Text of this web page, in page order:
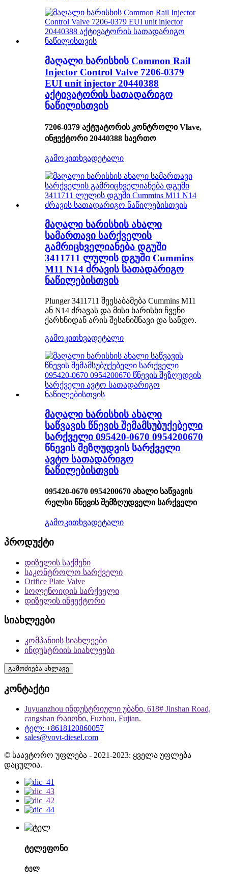
მაღალი ხარისხის Common Rail
Injector Control Valve 7206-0379
EUI unit injector 20440388
აქტივატორის სათადარიგო
ნაწილისთვის
7206-0379 აქტუატორის კონტროლი Vlave,
ინჟექტორი 20440388 საერთო
გამოკითხვადეტალი
მაღალი ხარისხის ახალი
სამართავი სარქველის
გამრიცხველიანება დგუში
3411711 ლულის დგუში Cummins
M11 N14 ძრავის სათადარიგო
ნაწილებისთვის
Plunger 3411711 შეესაბამება Cummins M11
ან N14 ძრავას და მისი ხარისხი ჩვენი
ქარხნიდან არის შესანიშნავი და სანდო.
გამოკითხვადეტალი
მაღალი ხარისხის ახალი
საწვავის წნევის შემამსუბუქებელი
სარქველი 095420-0670 0954200670
წნევის შეზღუდვის სარქველი
ავტო სათადარიგო
ნაწილებისთვის
095420-0670 0954200670 ახალი საწვავის
რელსი წნევის შემზღუდველი სარქველი
გამოკითხვადეტალი
პროდუქტი
დიზელის საქშენი
საკონტროლო სარქველი
Orifice Plate Valve
სოლენოიდის სარქველი
დიზელის ინჟექტორი
სიახლეები
კომპანიის სიახლეები
ინდუსტრიის სიახლეები
გამოძიება ახლავე
კონტაქტი
Juyuanzhou ინდუსტრიული უბანი, 618# Jinshan Road,
cangshan რაიონი, Fuzhou, Fujian.
ტელ: +8618120860057
sales@vovt-diesel.com
© საავტორო უფლება - 2021-2023: ყველა უფლება
დაცულია.
ტელეფონი
ტელ